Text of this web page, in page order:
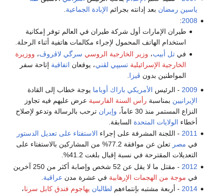
ياسين رمضان بعد إدانته بجرائم الإبادة الجماعية
2008
:
طيران الإمارات أول شركة طيران في العالم توفر إمكانية
استخدام الهاتف المحمول لإجراء مكالمات هاتفية أثناء الرحلة.
في تل أبيب، وزير الخارجية الروسي سرگي لاڤروڤ، ووزيرة
الخارجية الإسرائيلية تسيپي لڤني، يوقعان اتفاقية إتاحة سفر
المواطنين بدون ڤيزا
2009 - الرئيس الأمريكي باراك أوباما يوجة خطاب إلى القادة
الإيرانيين بمناسبة رأس السنة الفارسية عرض عليهم فيه تجاوز
النزاع المستمر منذ 30 عاماً،
وإيران ترحب بالرسالة وتدعو لإصلاح
أخطاء الولايات المتحدة السابقة.
2011 - اللجنة المشرفة على إجراء الاستفتاء على تعديل الدستور
في مصر
تعلن عن موافقة 77.2% من المشاركين بالاستفتاء على
التعديلات المقترحة في نسبة إقبال بلغت 41.2%.
2012
- مقتل ما لا يقل عن 52 شخص وإصابة أكثر من 250 آخرين
في موجة من الهجمات الإرهابية في عشرة مدن عراقية
2014 - أربعة مشتبه بإنتماءهم لطالبان يهاجوم فندق كابل سرنا،